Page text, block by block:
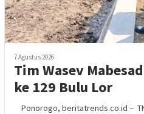
7 Agustus 2026
Tim Wasev
ke 129 Bulu Lor
Ponorogo, beritatrends.co.id –